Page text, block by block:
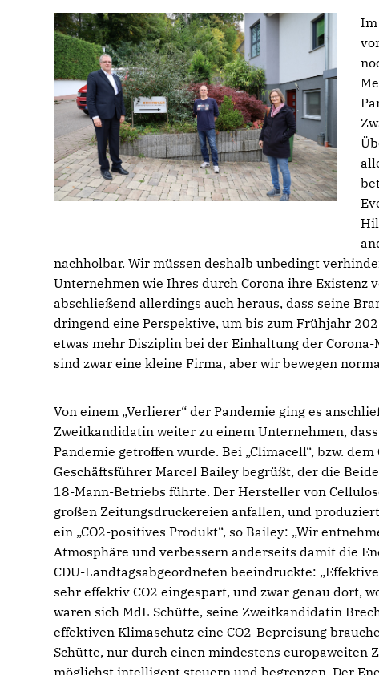
Im
nachholbar. Wir müssen deshalb unbedingt
Unternehmen wie Ihres durch Corona ihre Existenz
abschließend allerdings auch heraus, dass seine
dringend eine Perspektive, um bis zum Frühjahr
etwas mehr Disziplin bei der Einhaltung der
sind zwar eine kleine Firma, aber wir bewegen
Von einem „Verlierer“ der Pandemie ging es
Zweitkandidatin weiter zu einem Unternehmen,
Pandemie getroffen wurde. Bei „Climacell“, bzw.
Geschäftsführer Marcel Bailey begrüßt, der die
18-Mann-Betriebs führte. Der Hersteller von
großen Zeitungsdruckereien anfallen, und
ein „CO2-positives Produkt“, so Bailey: „Wir
Atmosphäre und verbessern anderseits damit die
CDU-Landtagsabgeordneten beeindruckte:
sehr effektiv CO2 eingespart, und zwar genau dort,
waren sich MdL Schütte, seine Zweitkandidatin
effektiven Klimaschutz eine CO2-Bepreisung
Schütte, nur durch einen mindestens europaweiten
möglichst intelligent steuern und begrenzen. Der